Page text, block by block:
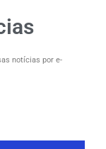
notícias por e-